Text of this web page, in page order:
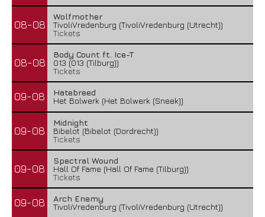
08-08
Wolfmother
TivoliVredenburg (TivoliVredenburg (Utrecht))
Tickets
08-08
Body Count ft. Ice-T
013 (013 (Tilburg))
Tickets
09-08
Hatebreed
Het Bolwerk (Het Bolwerk (Sneek))
09-08
Midnight
Bibelot (Bibelot (Dordrecht))
Tickets
09-08
Spectral Wound
Hall Of Fame (Hall Of Fame (Tilburg))
Tickets
09-08
Arch Enemy
TivoliVredenburg (TivoliVredenburg (Utrecht))